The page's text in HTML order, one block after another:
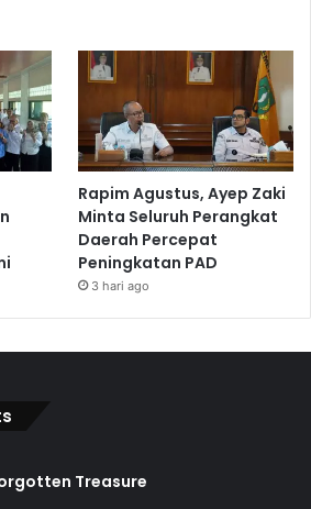
Rapim Agustus, Ayep Zaki
Minta Seluruh Perangkat
Daerah Percepat
Peningkatan PAD
3 hari ago
Treasure